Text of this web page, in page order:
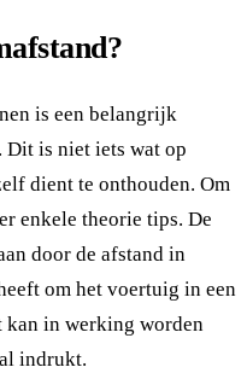
is een belangrijk
Dit is niet iets wat op
dient te onthouden. Om
enkele theorie tips. De
door de afstand in
om het voertuig in een
kan in werking worden
indrukt.